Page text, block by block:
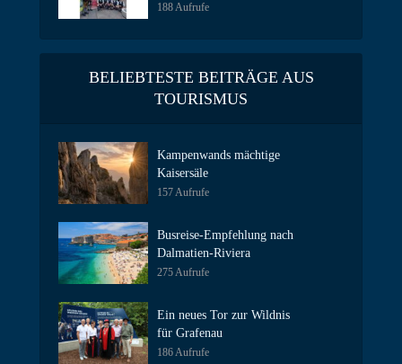
188 Aufrufe
BELIEBTESTE BEITRÄGE AUS
TOURISMUS
Kampenwands mächtige
Kaisersäle
157 Aufrufe
Busreise-Empfehlung nach
Dalmatien-Riviera
275 Aufrufe
Ein neues Tor zur Wildnis
für Grafenau
186 Aufrufe